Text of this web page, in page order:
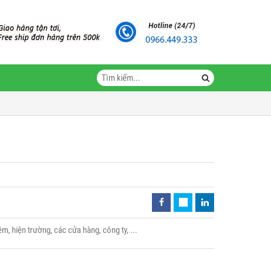
hiện trường, các cửa hàng, công ty, ...